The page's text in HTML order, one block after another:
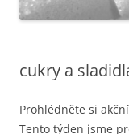
cukry a
Prohlédněte si
Tento týden jsme